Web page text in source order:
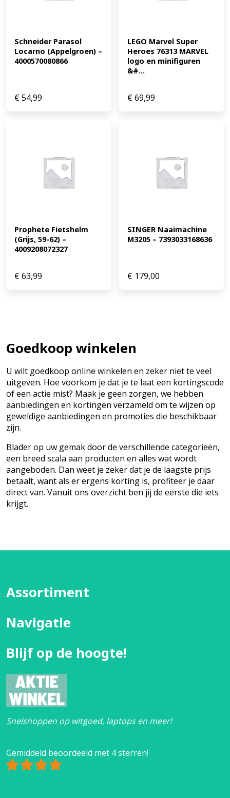
Schneider Parasol
Locarno (Appelgroen) –
4000570080866
€54,99
LEGO Marvel Super
Heroes 76313 MARVEL
logo en minifiguren
&#...
€69,99
Prophete Fietshelm
(Grijs, 59-62) –
4009208072327
€63,99
SINGER Naaimachine
M3205 – 7393033168636
€ 179,00
Goedkoop winkelen
U wilt goedkoop online winkelen en zeker niet te veel
uitgeven. Hoe voorkom je dat je te laat een kortingscode
of een actie mist? Maak je geen zorgen, we hebben
aanbiedingen en kortingen verzameld om te wijzen op
geweldige aanbiedingen en promoties die beschikbaar
zijn.
Blader op uw gemak door de verschillende categorieën,
een breed scala aan producten en alles wat wordt
aangeboden. Dan weet je zeker dat je de laagste prijs
betaalt, want als er ergens korting is, profiteer je daar
direct van. Vanuit ons overzicht ben jij de eerste die iets
krijgt.
Assortiment
Navigatie
Blijf op de hoogte!
Snelshoppen op witgoed, laptops en meer!
Gemiddeld beoordeeld met 4 sterren!